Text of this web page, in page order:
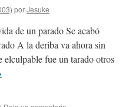
porJesuke
de un parado Se acabó
A la deriba va ahora sin
fue un tarado otros